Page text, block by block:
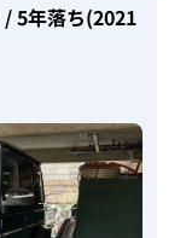
/ 5年落ち(2021